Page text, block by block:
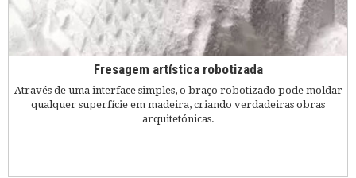
Fresagem artística robotizada
Através de uma interface simples, o braço robotizado pode moldar
qualquer superfície em madeira, criando verdadeiras obras
arquitetónicas.